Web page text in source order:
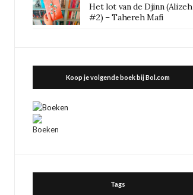
Het lot van de Djinn (Alizeh
#2) – Tahereh Mafi
Koop je volgende boek bij Bol.com
Tags